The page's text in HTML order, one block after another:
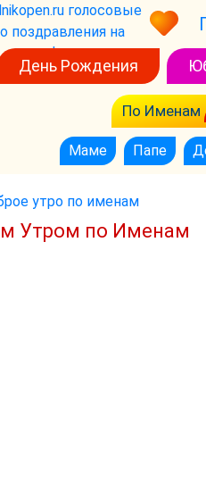
День Рождения
По Именам
Маме Папе
утро по именам
Утром по Именам